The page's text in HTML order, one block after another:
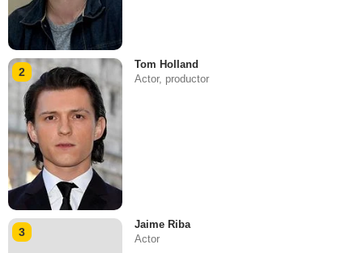
2
Tom Holland
Actor, productor
3
Jaime Riba
Actor